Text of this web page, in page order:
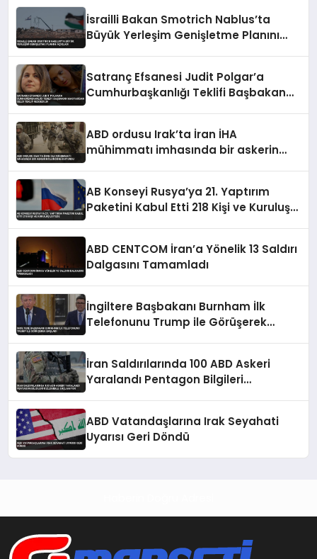
İsrailli Bakan Smotrich Nablus’ta
Büyük Yerleşim Genişletme Planını
Satranç Efsanesi Judit Polgar’a
Cumhurbaşkanlığı Teklifi Başbakan
ABD ordusu Irak’ta İran İHA
mühimmatı imhasında bir askerin
AB Konseyi Rusya’ya 21. Yaptırım
Paketini Kabul Etti 218 Kişi ve Kuruluş
ABD CENTCOM İran’a Yönelik 13 Saldırı
Dalgasını Tamamladı
İngiltere Başbakanı Burnham İlk
Telefonunu Trump ile Görüşerek
İran Saldırılarında 100 ABD Askeri
Yaralandı Pentagon Bilgileri
ABD Vatandaşlarına Irak Seyahati
Uyarısı Geri Döndü